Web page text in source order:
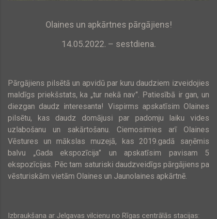
Olaines un apkārtnes pārgājiens!
14.05.2022. – sestdiena.
Pārgājiens pilsētā un apvidū par kuru daudziem izveidojies
maldīgs priekšstats, ka „tur nekā nav”. Patiesībā ir gan, un
diezgan daudz interesanta! Vispirms apskatīsim Olaines
pilsētu, kas daudz domājusi par padomju laiku vides
uzlabošanu un sakārtošanu. Ciemosimies arī Olaines
Vēstures un mākslas muzejā, kas 2019.gadā saņēmis
balvu „Gada ekspozīcija” un apskatīsim pavisam 5
ekspozīcijas. Pēc tam saturiski daudzveidīgs pārgājiens pa
vēsturiskām vietām Olaines un Jaunolaines apkārtnē.
Izbraukšana ar Jelgavas vilcienu no Rīgas centrālās stacijas: